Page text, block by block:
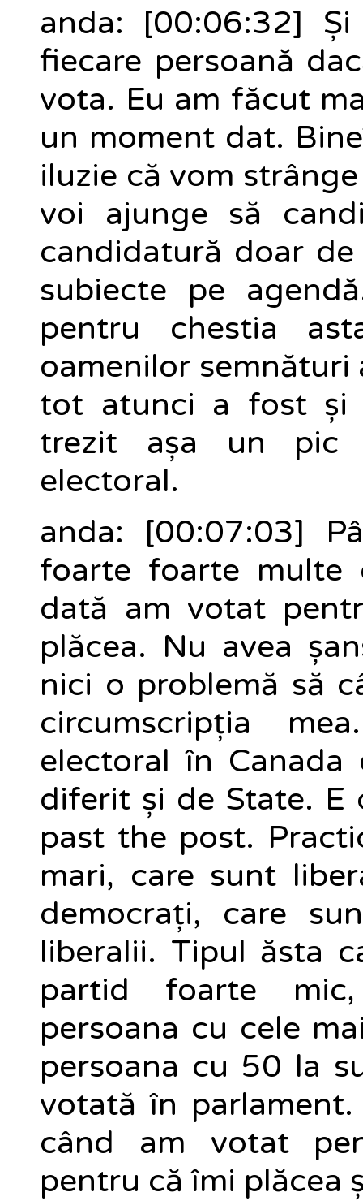
anda: [00:06:32]
fiecare persoană
vota. Eu am făcut
un moment dat.
iluzie că vom
voi ajunge să
candidatură doar
subiecte pe
pentru chestia
oamenilor semnături
tot atunci a fost și
trezit așa un pic
electoral.
anda: [00:07:03]
foarte foarte multe
dată am votat
plăcea. Nu avea
nici o problemă să
circumscripția
electoral în
diferit și de State. E
past the post.
mari, care sunt
democrați, care
liberalii. Tipul ăsta
partid foarte
persoana cu cele
persoana cu 50 la
votată în
când am votat
pentru că îmi plăcea